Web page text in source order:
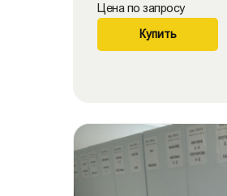
Цена по запросу
Купить